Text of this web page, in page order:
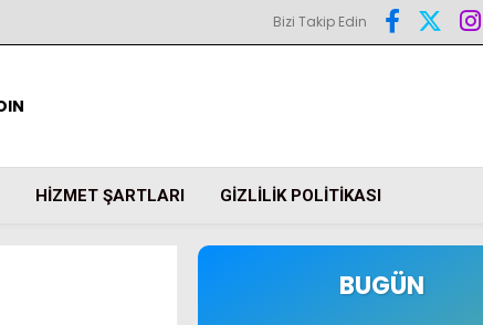
Bizi Takip Edin
HIZMET ŞARTLARI GIZLILIK POLITIKASI
BUGÜN